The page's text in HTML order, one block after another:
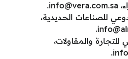
info@vera.com.sa
.
للصناعات الحديدية،
.
والمقاولات،
.